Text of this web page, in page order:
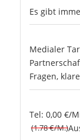
Es gibt
Medialer
Fragen,
Tel: 0,00 €/
(1.78 €/M.)